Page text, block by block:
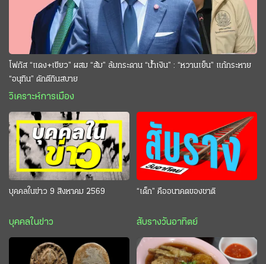
โฟกัส “แดง+เขียว” ผสม “ส้ม” ล้มกระดาน “นํ้าเงิน” : “หวานเย็น” แก้กระหาย
“อนุทิน” ดักตีกินสบาย
วิเคราะห์การเมือง
บุคคลในข่าว 9 สิงหาคม 2569
บุคคลในข่าว
“เด็ก” คืออนาคตของชาติ
สับรางวันอาทิตย์